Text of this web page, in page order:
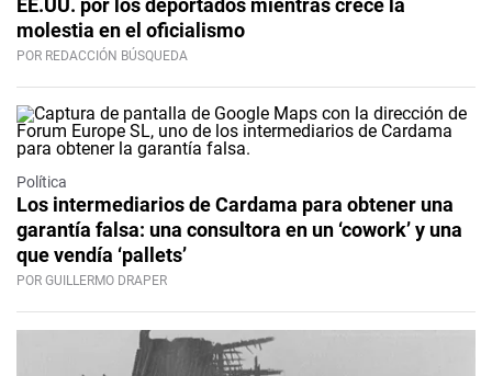
EE.UU. por los deportados mientras crece la
molestia en el oficialismo
POR REDACCIÓN BÚSQUEDA
Política
Los intermediarios de Cardama para obtener una
garantía falsa: una consultora en un ‘cowork’ y una
que vendía ‘pallets’
POR GUILLERMO DRAPER